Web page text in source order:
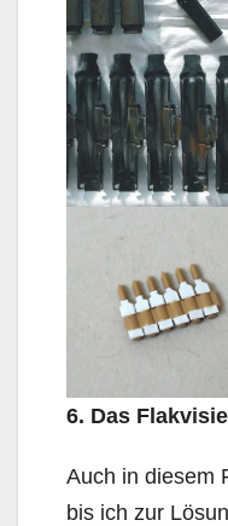
6. Das
Auch in diesem
bis ich zur